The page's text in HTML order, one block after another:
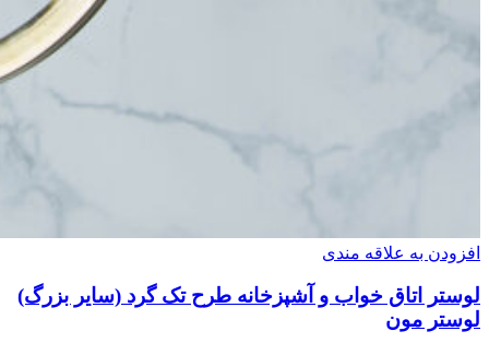
افزودن به علاقه مندی
لوستر اتاق خواب و آشپزخانه طرح تک گرد (سایر بزرگ)
لوستر مون